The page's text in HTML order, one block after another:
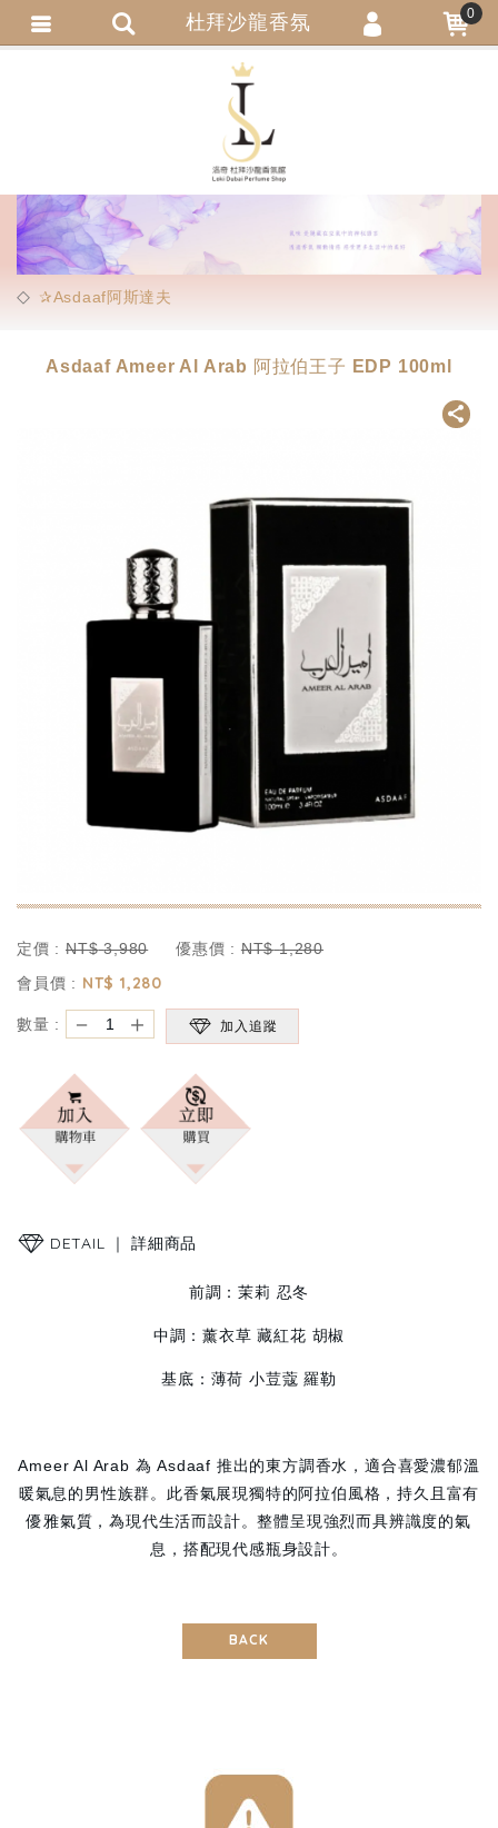
✰Asdaaf阿斯達夫
Asdaaf Ameer Al Arab 阿拉伯王子 EDP 100ml
定價 : NT$ 3,980 優惠價 : NT$ 1,280
會員價 : NT$ 1,280
數量 : － ＋ 加入追蹤
DETAIL ｜詳細商品
前調：茉莉 忍冬
中調：薰衣草 藏紅花 胡椒
基底：薄荷 小荳蔻 羅勒
Ameer Al Arab 為 Asdaaf 推出的東方調香水，適合喜愛濃郁溫
暖氣息的男性族群。此香氣展現獨特的阿拉伯風格，持久且富有
優雅氣質，為現代生活而設計。整體呈現強烈而具辨識度的氣
息，搭配現代感瓶身設計。
BACK
杜拜沙龍香氛 0
會員登入
會員註冊
忘記密碼
訂單查詢
繁體中文